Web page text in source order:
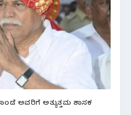
ಅವರಿಗೆ ಅತ್ಯುತ್ತಮ ಶಾಸಕ